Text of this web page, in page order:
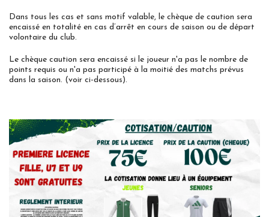
Dans tous les cas et sans motif valable, le chèque de caution sera
encaissé en totalité en cas d’arrêt en cours de saison ou de départ
volontaire du club.
Le chèque caution sera encaissé si le joueur n'a pas le nombre de
points requis ou n'a pas participé à la moitié des matchs prévus
dans la saison. (voir ci-dessous).